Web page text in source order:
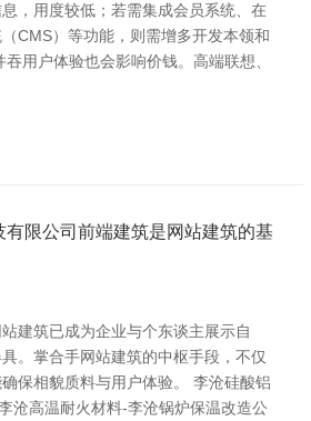
，用度较低；若需集成会员系统、在
CMS）等功能，则需增多开发本领和
用户体验也会影响价钱。高端联想、
限公司前端建筑是网站建筑的基
建筑已成为企业与个东谈主展示自
。掌合手网站建筑的中枢手段，不仅
保相貌质料与用户体验。 李沧硅酸铝
沧高温耐火材料-李沧锅炉保温改造公